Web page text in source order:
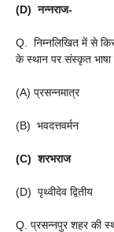
(D) नन्नराज-
Q. निम्नलिखित में से किस
के स्थान पर संस्कृत
(A) प्रसन्नमात्र
(B) भवदत्तवर्मन
(C) शरभराज
(D) पृथ्वीदेव द्वितीय
Q. प्रसन्नपुर शहर की